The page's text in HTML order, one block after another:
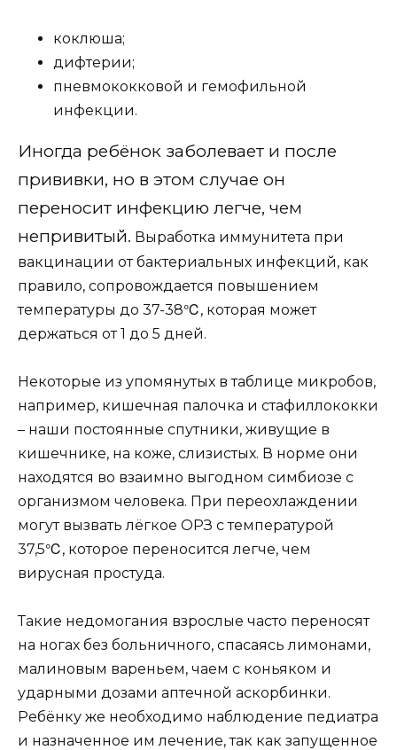
коклюша;
дифтерии;
пневмококковой и гемофильной
инфекции.
Иногда ребёнок заболевает и после
прививки, но в этом случае он
переносит инфекцию легче, чем
непривитый. Выработка иммунитета при
вакцинации от бактериальных инфекций, как
правило, сопровождается повышением
температуры до 37-38℃, которая может
держаться от 1 до 5 дней.
Некоторые из упомянутых в таблице микробов,
например, кишечная палочка и стафиллококки
– наши постоянные спутники, живущие в
кишечнике, на коже, слизистых. В норме они
находятся во взаимно выгодном симбиозе с
организмом человека. При переохлаждении
могут вызвать лёгкое ОРЗ с температурой
37,5℃, которое переносится легче, чем
вирусная простуда.
Такие недомогания взрослые часто переносят
на ногах без больничного, спасаясь лимонами,
малиновым вареньем, чаем с коньяком и
ударными дозами аптечной аскорбинки.
Ребёнку же необходимо наблюдение педиатра
и назначенное им лечение, так как запущенное